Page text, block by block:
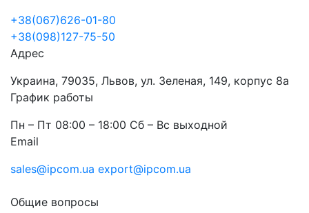
+38(067)626-01-80
+38(098)127-75-50
Адрес
Украина, 79035, Львов, ул. Зеленая, 149, корпус 8а
График работы
Пн – Пт 08:00 – 18:00 Сб – Вс выходной
Email
sales@ipcom.ua export@ipcom.ua
Общие вопросы